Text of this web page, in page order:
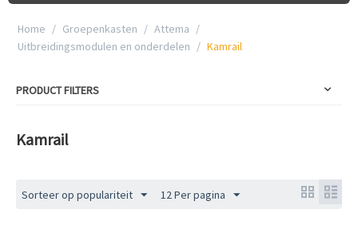
Home / Groepenkasten / Attema /
Uitbreidingsmodulen en onderdelen / Kamrail
PRODUCT FILTERS
Kamrail
Sorteer op populariteit 12 Per pagina